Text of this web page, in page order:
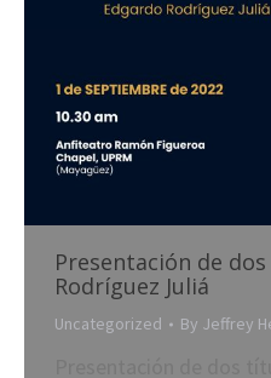
Presentación de
Rodríguez Juliá
Uncategorized By Jeffrey